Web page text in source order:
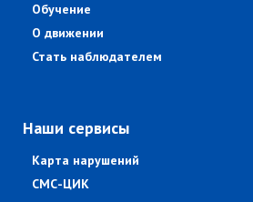
Обучение
О движении
Стать наблюдателем
Наши сервисы
Карта нарушений
СМС-ЦИК